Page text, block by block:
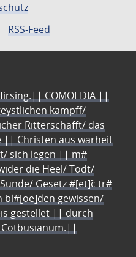
RSS-Feed
COMOEDIA ||
kampff/
Ritterschafft/ das
|| Christen aus warheit
sich legen || m#
die Heel/ Todt/
Gesetz #[et]c̃ tr#
gewissen/
gestellet || durch